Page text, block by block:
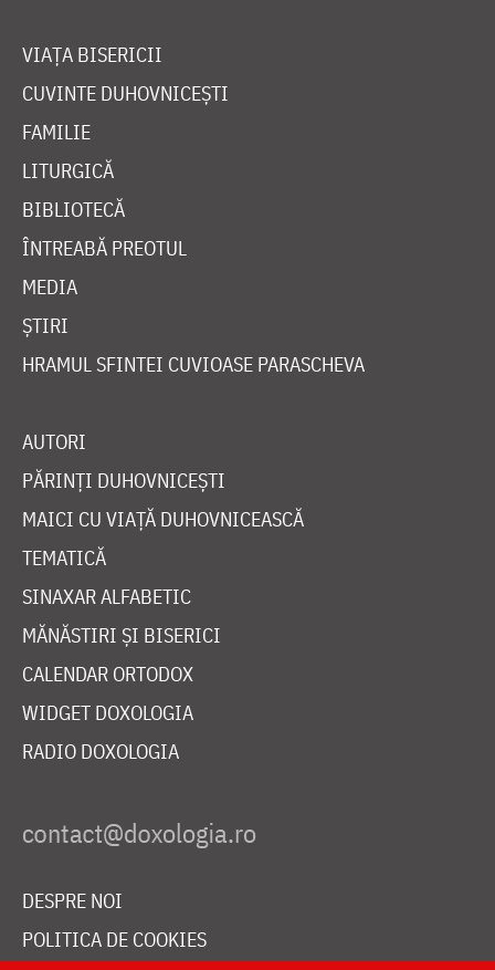
VIAȚA BISERICII
CUVINTE DUHOVNICEȘTI
FAMILIE
LITURGICĂ
BIBLIOTECĂ
ÎNTREABĂ PREOTUL
MEDIA
ȘTIRI
HRAMUL SFINTEI CUVIOASE PARASCHEVA
AUTORI
PĂRINȚI DUHOVNICEȘTI
MAICI CU VIAȚĂ DUHOVNICEASCĂ
TEMATICĂ
SINAXAR ALFABETIC
MĂNĂSTIRI ȘI BISERICI
CALENDAR ORTODOX
WIDGET DOXOLOGIA
RADIO DOXOLOGIA
DESPRE NOI
POLITICA DE COOKIES